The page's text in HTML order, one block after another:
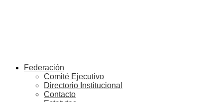
Federación
Comité Ejecutivo
Directorio Institucional
Contacto